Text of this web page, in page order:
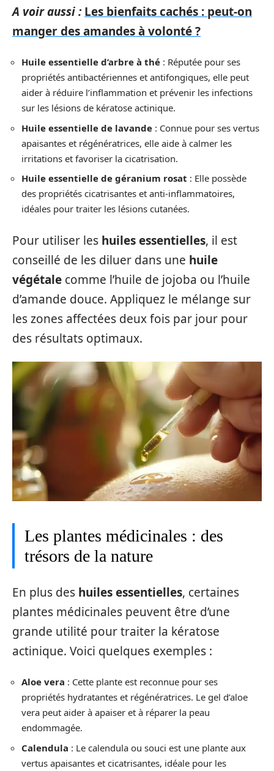
A voir aussi : Les bienfaits cachés : peut-on
manger des amandes à volonté ?
Huile essentielle d’arbre à thé : Réputée pour ses
propriétés antibactériennes et antifongiques, elle peut
aider à réduire l’inflammation et prévenir les infections
sur les lésions de kératose actinique.
Huile essentielle de lavande : Connue pour ses vertus
apaisantes et régénératrices, elle aide à calmer les
irritations et favoriser la cicatrisation.
Huile essentielle de géranium rosat : Elle possède
des propriétés cicatrisantes et anti-inflammatoires,
idéales pour traiter les lésions cutanées.
Pour utiliser les huiles essentielles, il est
conseillé de les diluer dans une huile
végétale comme l’huile de jojoba ou l’huile
d’amande douce. Appliquez le mélange sur
les zones affectées deux fois par jour pour
des résultats optimaux.
Les plantes médicinales : des
trésors de la nature
En plus des huiles essentielles, certaines
plantes médicinales peuvent être d’une
grande utilité pour traiter la kératose
actinique. Voici quelques exemples :
Aloe vera : Cette plante est reconnue pour ses
propriétés hydratantes et régénératrices. Le gel d’aloe
vera peut aider à apaiser et à réparer la peau
endommagée.
Calendula : Le calendula ou souci est une plante aux
vertus apaisantes et cicatrisantes, idéale pour les